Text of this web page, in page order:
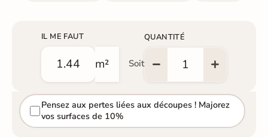
IL ME FAUT
m² Soit
QUANTITÉ
Pensez aux pertes liées aux découpes ! Majorez
vos surfaces de 10%